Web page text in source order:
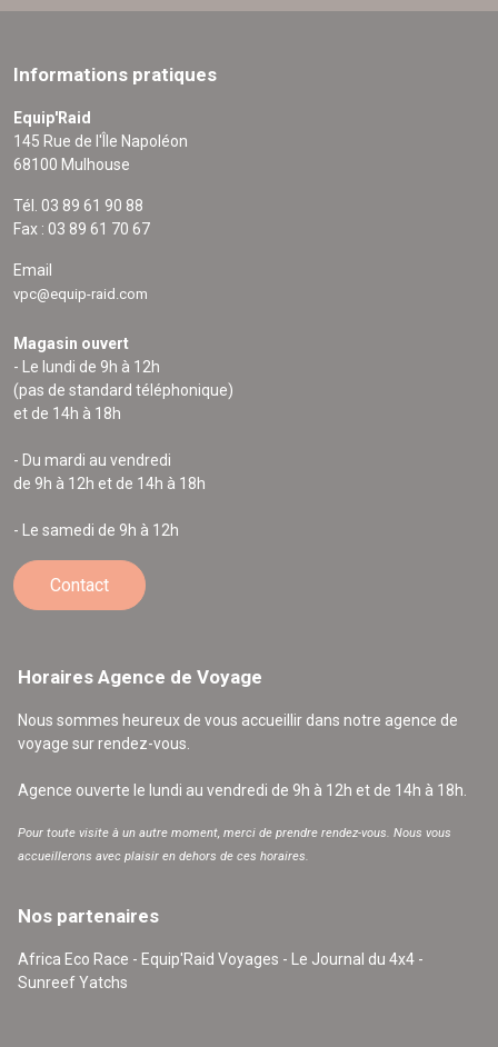
Informations pratiques
Equip'Raid
145 Rue de l'Île Napoléon
68100 Mulhouse
Tél. 03 89 61 90 88
Fax : 03 89 61 70 67
Email
vpc@equip-raid.com
Magasin ouvert
- Le lundi de 9h à 12h
(pas de standard téléphonique)
et de 14h à 18h
- Du mardi au vendredi
de 9h à 12h et de 14h à 18h
- Le samedi de 9h à 12h
Contact
Horaires Agence de Voyage
Nous sommes heureux de vous accueillir dans notre agence de
voyage sur rendez-vous.
Agence ouverte le lundi au vendredi de 9h à 12h et de 14h à 18h.
Pour toute visite à un autre moment, merci de prendre rendez-vous. Nous vous
accueillerons avec plaisir en dehors de ces horaires.
Nos partenaires
Africa Eco Race - Equip'Raid Voyages - Le Journal du 4x4 -
Sunreef Yatchs